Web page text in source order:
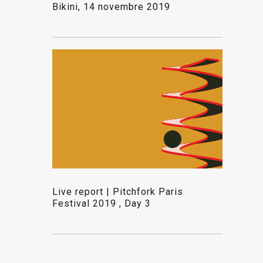
Bikini, 14 novembre 2019
Live report | Pitchfork Paris
Festival 2019 , Day 3